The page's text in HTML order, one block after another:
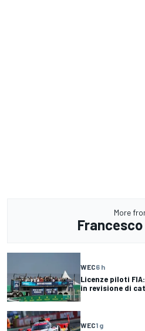
More
WEC6 h
Licenze piloti
in revisione di
WEC1 g